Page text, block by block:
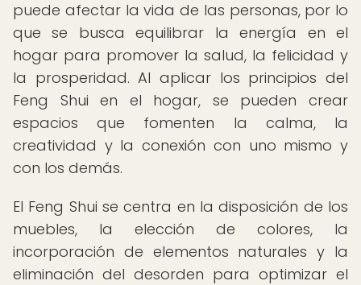
puede afectar la vida de las personas, por lo
que se busca equilibrar la energía en el
hogar para promover la salud, la felicidad y
la prosperidad. Al aplicar los principios del
Feng Shui en el hogar, se pueden crear
espacios que fomenten la calma, la
creatividad y la conexión con uno mismo y
con los demás.
El Feng Shui se centra en la disposición de los
muebles, la elección de colores, la
incorporación de elementos naturales y la
eliminación del desorden para optimizar el